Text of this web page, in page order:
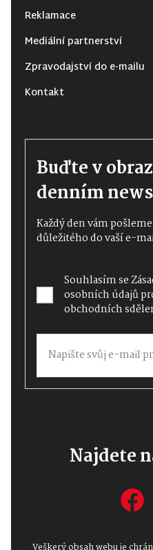
Reklamace
Mediální partnerství
Zpravodajství do e-mailu
Kontakt
Buďte v
denním
Každý den vám
důležitého do vaší e-
Souhlasím se
osobních údajů
obchodních
Najdete